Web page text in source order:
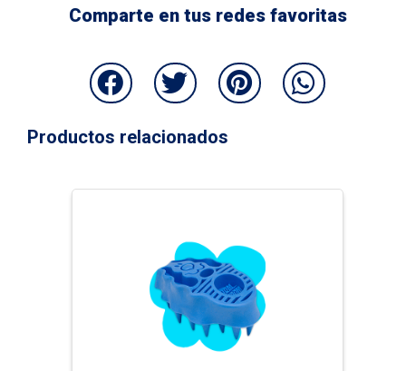
Comparte en tus redes favoritas
Productos relacionados